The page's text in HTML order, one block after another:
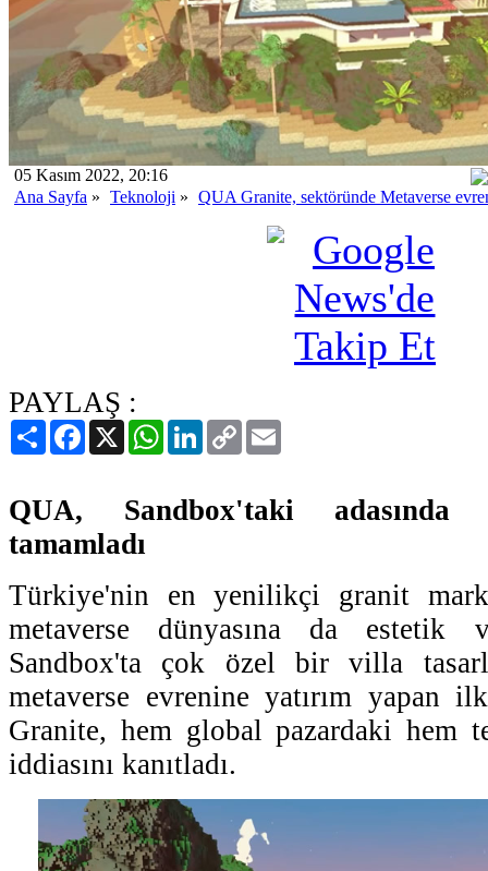
05 Kasım 2022, 20:16
Ana Sayfa » Teknoloji » QUA Granite, sektöründe Metaverse
PAYLAŞ :
PaylaşFacebook
X WhatsAppLinkedIn
Copy
Link
QUA, Sandbox'taki adasında
tamamladı
Türkiye'nin en yenilikçi granit
metaverse dünyasına da estetik
Sandbox'ta çok özel bir villa
metaverse evrenine yatırım yapan
Granite, hem global pazardaki hem
iddiasını kanıtladı.